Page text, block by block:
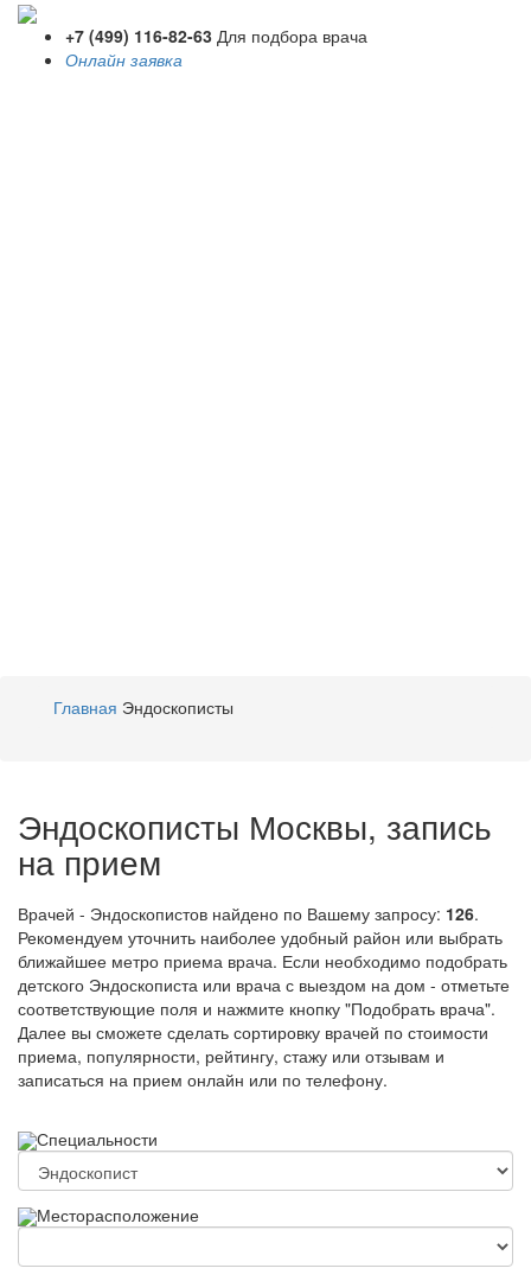
+7 (499) 116-82-63 Для подбора врача
Онлайн заявка
Главная Эндоскописты
Эндоскописты Москвы, запись
на прием
Врачей - Эндоскопистов найдено по Вашему запросу: 126.
Рекомендуем уточнить наиболее удобный район или выбрать
ближайшее метро приема врача. Если необходимо подобрать
детского Эндоскописта или врача с выездом на дом - отметьте
соответствующие поля и нажмите кнопку "Подобрать врача".
Далее вы сможете сделать сортировку врачей по стоимости
приема, популярности, рейтингу, стажу или отзывам и
записаться на прием онлайн или по телефону.
Специальности
Месторасположение